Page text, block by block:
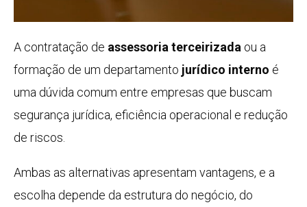
A contratação de assessoria terceirizada ou a
formação de um departamento jurídico interno é
uma dúvida comum entre empresas que buscam
segurança jurídica, eficiência operacional e redução
de riscos.
Ambas as alternativas apresentam vantagens, e a
escolha depende da estrutura do negócio, do